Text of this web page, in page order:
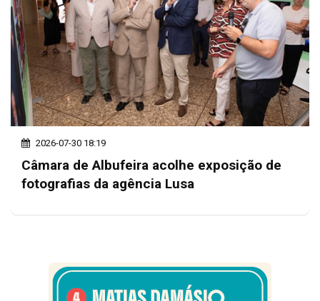
2026-07-30 18:19
Câmara de Albufeira acolhe exposição de
fotografias da agência Lusa